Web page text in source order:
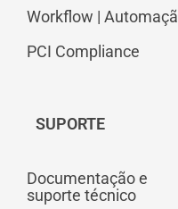
Workflow |
PCI Compliance
SUPORTE
Documentação e
suporte técnico